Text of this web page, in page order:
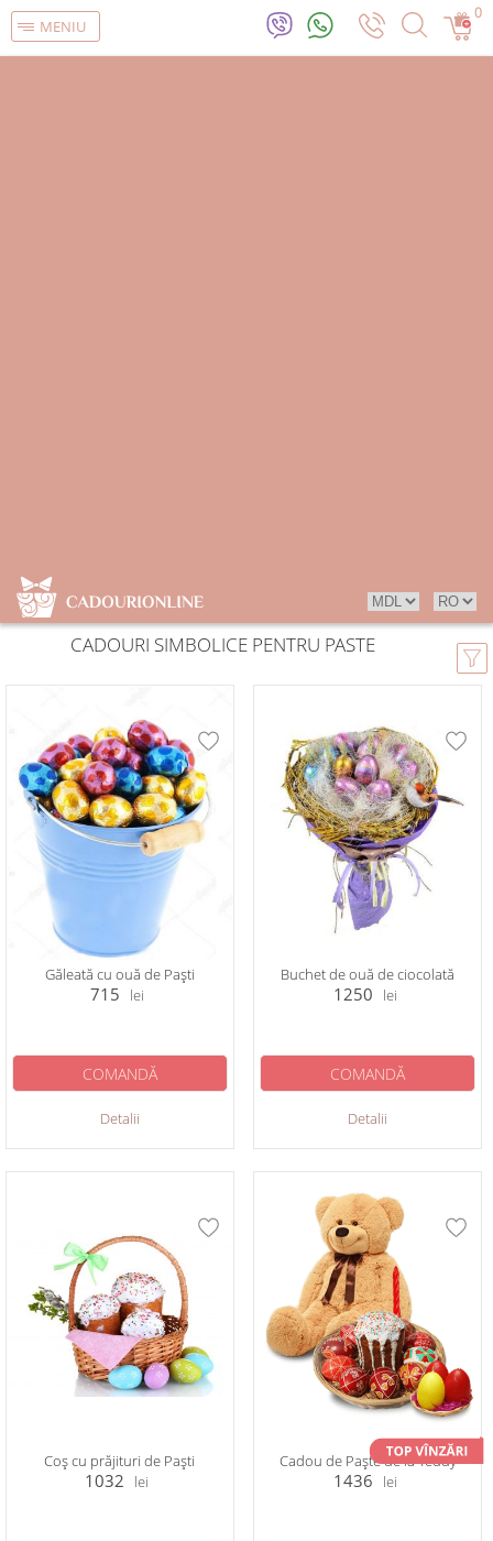
MENIU
0
СADOURI SIMBOLICE PENTRU PASTE
Găleată cu ouă de Paști
715 lei
Detalii
COMANDĂ
Buchet de ouă de ciocolată
1250 lei
Detalii
COMANDĂ
Coș cu prăjituri de Paști
1032 lei
Cadou de Paște de la Teddy
1436 lei